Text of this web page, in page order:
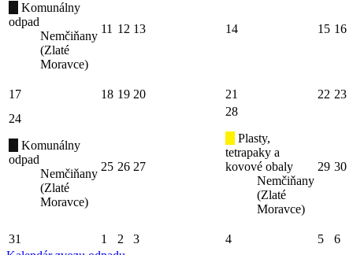
Komunálny
odpad
Nemčiňany
(Zlaté
Moravce)
11 12 13 14 15 16
17 18 19 20 21 22 23
24
Komunálny
odpad
Nemčiňany
(Zlaté
Moravce)
25 26 27
28
Plasty,
tetrapaky a
kovové obaly
Nemčiňany
(Zlaté
Moravce)
29 30
31 1 2 3 4 5
6